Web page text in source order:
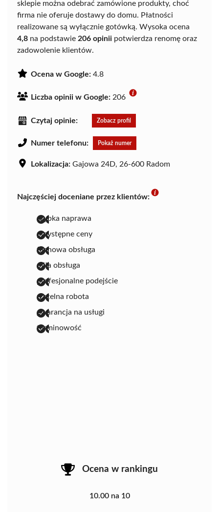
sklepie można odebrać zamówione produkty, choć
firma nie oferuje dostawy do domu. Płatności
realizowane są wyłącznie gotówką. Wysoka ocena
4,8 na podstawie 206 opinii potwierdza renomę oraz
zadowolenie klientów.
Ocena w Google: 4.8
Liczba opinii w Google: 206
Czytaj opinie: Zobacz profil
Numer telefonu: Pokaż numer
Lokalizacja: Gajowa 24D, 26-600 Radom
Najczęściej doceniane przez klientów:
szybka naprawa
przystępne ceny
fachowa obsługa
miła obsługa
profesjonalne podejście
rzetelna robota
gwarancja na usługi
terminowość
Ocena w rankingu
10.00 na 10